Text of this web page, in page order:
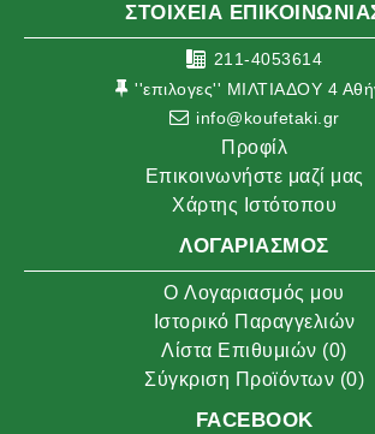
ΣΤΟΙΧΕΙΑ
211-4053614
''επιλογες'' ΜΙΛΤΙΑΔΟΥ 4
info@koufetaki.gr
Προφίλ
Επικοινωνήστε μαζί μας
Χάρτης Ιστότοπου
ΛΟΓΑΡΙΑΣΜΌΣ
O Λογαριασμός μου
Ιστορικό Παραγγελιών
Λίστα Επιθυμιών (0)
Σύγκριση Προϊόντων (0)
FACEBOOK